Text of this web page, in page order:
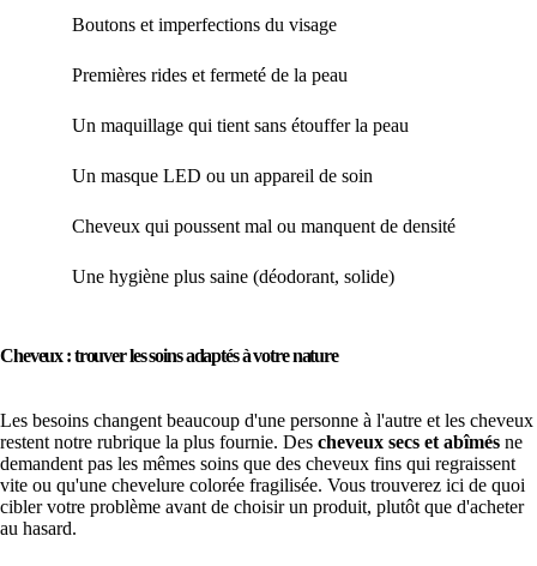
Boutons et imperfections du visage
Premières rides et fermeté de la peau
Un maquillage qui tient sans étouffer la peau
Un masque LED ou un appareil de soin
Cheveux qui poussent mal ou manquent de densité
Une hygiène plus saine (déodorant, solide)
Cheveux : trouver les soins adaptés à votre nature
Les besoins changent beaucoup d'une personne à l'autre et les cheveux
restent notre rubrique la plus fournie. Des cheveux secs et abîmés ne
demandent pas les mêmes soins que des cheveux fins qui regraissent
vite ou qu'une chevelure colorée fragilisée. Vous trouverez ici de quoi
cibler votre problème avant de choisir un produit, plutôt que d'acheter
au hasard.